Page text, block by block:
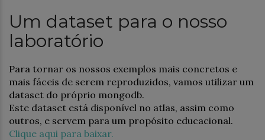
Um dataset para o nosso
laboratório
Para tornar os nossos exemplos mais concretos e
mais fáceis de serem reproduzidos, vamos utilizar um
dataset do próprio mongodb.
Este dataset está disponível no atlas, assim como
outros, e servem para um propósito educacional.
Clique aqui para baixar.